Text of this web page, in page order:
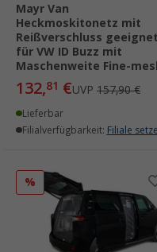
Mayr Van
Heckmoskitonetz mit
Reißverschluss geeignet
für VW ID Buzz mit
Maschenweite Fine-
132,81 €UVP 157,90 €
Lieferbar
Filialverfügbarkeit: Filiale
%